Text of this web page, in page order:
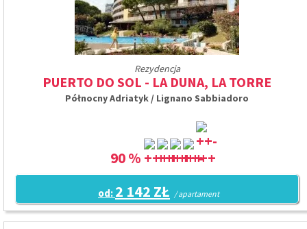
Rezydencja
PUERTO DO SOL - LA DUNA, LA TORRE
Północny Adriatyk / Lignano Sabbiadoro
90 %
od: 2 142 ZŁ / apartament